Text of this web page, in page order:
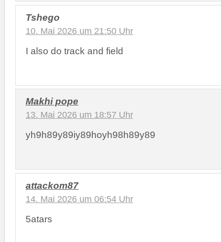
Tshego
10. Mai 2026 um 21:50 Uhr
I also do track and field
Makhi pope
13. Mai 2026 um 18:57 Uhr
yh9h89y89iy89hoyh98h89y89
attackom87
14. Mai 2026 um 06:54 Uhr
5atars